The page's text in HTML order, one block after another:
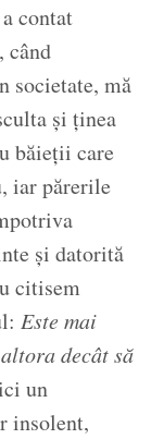
contat
când
societate, mă
și ținea
băieții care
iar părerile
și datorită
citisem
Este mai
decât să
un
insolent,